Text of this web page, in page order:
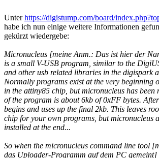
Unterhttps://digistump.com/board/
habe ich nun einige weitere Informationen
gekürzt wiedergebe:
Micronucleus [meine Anm.: Das ist hier der
is a small V-USB program, similar to the
and other usb related libraries in the digispark
Normally programs exist at the very beginning
in the attiny85 chip, but micronucleus has been
of the program is about 6kb of 0xFF bytes.
begins and uses up the final 2kb. This leaves
chip for your own programs, but micronucleus
installed at the end...
So when the micronucleus command line tool
das Uploader-Programm auf dem PC gemeint]